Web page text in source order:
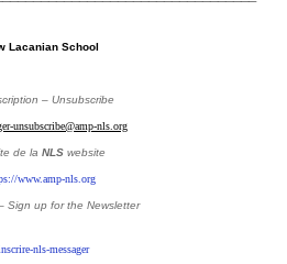
Lacanian School
– Unsubscribe
unsubscribe@amp-nls.org
de la NLS website
www.amp-nls.org
Sign up for the Newsletter
nls-messager